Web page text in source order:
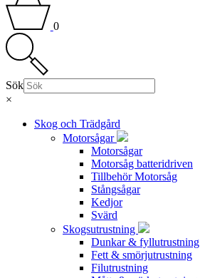
0
Sök
×
Skog och Trädgård
Motorsågar
Motorsågar
Motorsåg batteridriven
Tillbehör Motorsåg
Stångsågar
Kedjor
Svärd
Skogsutrustning
Dunkar & fyllutrustning
Fett & smörjutrustning
Filutrustning